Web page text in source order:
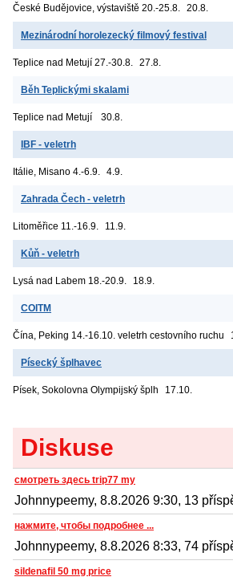
České Budějovice, výstaviště 20.-25.8. 20.8.
Mezinárodní horolezecký filmový festival
Teplice nad Metují 27.-30.8. 27.8.
Běh Teplickými skalami
Teplice nad Metují 30.8.
IBF - veletrh
Itálie, Misano 4.-6.9. 4.9.
Zahrada Čech - veletrh
Litoměřice 11.-16.9. 11.9.
Kůň - veletrh
Lysá nad Labem 18.-20.9. 18.9.
COITM
Čína, Peking 14.-16.10. veletrh cestovního ruchu
Písecký šplhavec
Písek, Sokolovna Olympijský šplh 17.10.
Diskuse
смотреть здесь trip77 my
Johnnypeemy, 8.8.2026 9:30, 13
нажмите, чтобы подробнее ...
Johnnypeemy, 8.8.2026 8:33, 74
sildenafil 50 mg price